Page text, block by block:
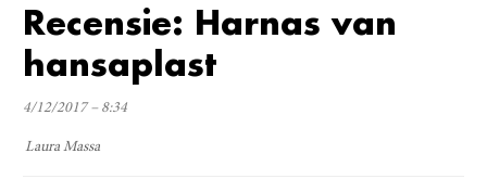
Recensie: Harnas van
hansaplast
4/12/2017 – 8:34
Laura Massa